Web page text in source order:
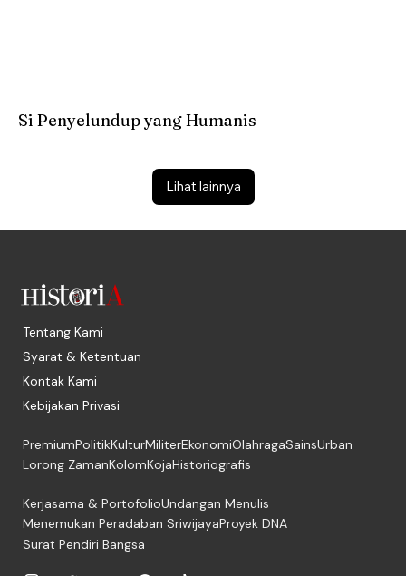
Lihat lainnya
Si Penyelundup yang Humanis
Tentang Kami
Syarat & Ketentuan
Kontak Kami
Kebijakan Privasi
PremiumPolitikKulturMiliterEkonomiOlahragaSainsUrban
Lorong ZamanKolomKojaHistoriografis
Kerjasama & PortofolioUndangan Menulis
Menemukan Peradaban SriwijayaProyek DNA
Surat Pendiri Bangsa